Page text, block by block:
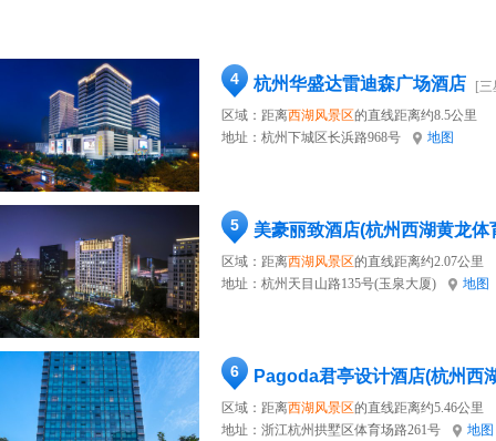
4 杭州华盛达雷迪森广场酒店
[
区域：距离西湖风景区的直线距离约8.5公里
地址： 杭州下城区长浜路968号 地图
5 美豪丽致酒店(杭州西湖黄龙体
区域：距离西湖风景区的直线距离约2.07公里
地址： 杭州天目山路135号(玉泉大厦) 地图
6 Pagoda君亭设计酒店(杭州西
区域：距离西湖风景区的直线距离约5.46公里
地址： 浙江杭州拱墅区体育场路261号 地图